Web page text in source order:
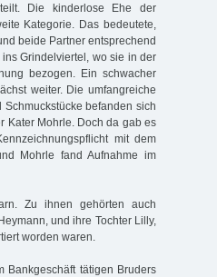
Die kinderlose Ehe der
Kategorie. Das bedeutete,
beide Partner entsprechend
Grindelviertel, wo sie in der
bezogen. Ein schwacher
weiter. Die umfangreiche
befanden sich
Kater Mohrle. Doch da gab es
mit dem
Mohrle fand Aufnahme im
Zu ihnen gehörten auch
und ihre Tochter Lilly,
worden waren.
Bankgeschäft tätigen Bruders